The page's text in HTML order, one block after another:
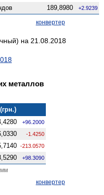
189,8980 +2.9239
конвертер
на 21.08.2018
металлов
+96.2000
-1.4250
-213.0570
+98.3090
конвертер